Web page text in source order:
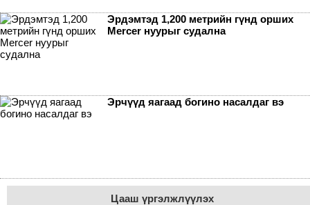
Эрдэмтэд 1,200 метрийн гүнд орших
Mercer нуурыг судална
Эрчүүд яагаад богино насалдаг вэ
Цааш үргэлжлүүлэх